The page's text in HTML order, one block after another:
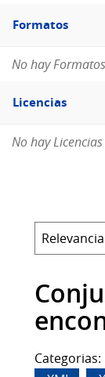
Filtro
Formatos
Formatos
No hay
Filtro
Licencias
Licencias
No hay
Categorias: